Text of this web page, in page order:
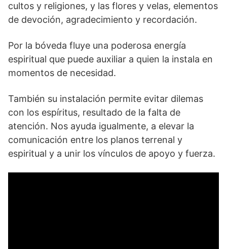
cultos y religiones, y las flores y velas, elementos
de devoción, agradecimiento y recordación.
Por la bóveda fluye una poderosa energía
espiritual que puede auxiliar a quien la instala en
momentos de necesidad.
También su instalación permite evitar dilemas
con los espíritus, resultado de la falta de
atención. Nos ayuda igualmente, a elevar la
comunicación entre los planos terrenal y
espiritual y a unir los vínculos de apoyo y fuerza.